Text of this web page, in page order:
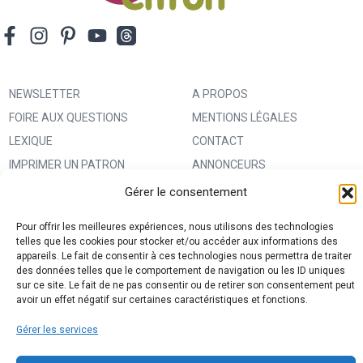
Gérer le consentement
Pour offrir les meilleures expériences, nous utilisons des technologies
telles que les cookies pour stocker et/ou accéder aux informations des
appareils. Le fait de consentir à ces technologies nous permettra de traiter
des données telles que le comportement de navigation ou les ID uniques
sur ce site. Le fait de ne pas consentir ou de retirer son consentement peut
avoir un effet négatif sur certaines caractéristiques et fonctions.
Gérer les services
NEWSLETTER
FOIRE AUX QUESTIONS
LEXIQUE
IMPRIMER UN PATRON
MA BOUTIQUE CREATIVE FABRICA
A PROPOS
MENTIONS LÉGALES
CONTACT
ANNONCEURS
CONDITIONS GÉNÉRALES
POLITIQUE DE CONFIDENTIALITÉ
ET PROTECTION DES DONNÉES
(RGPD)
POLITIQUE DE COOKIES (UE)